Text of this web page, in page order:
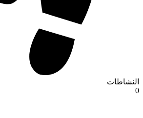
النشاطات
0